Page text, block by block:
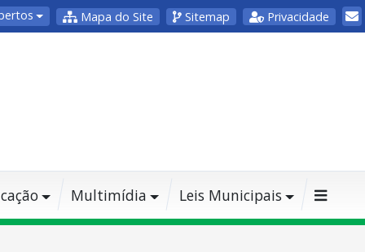
Mapa do Site Sitemap Privacidade
Multimídia Leis Municipais